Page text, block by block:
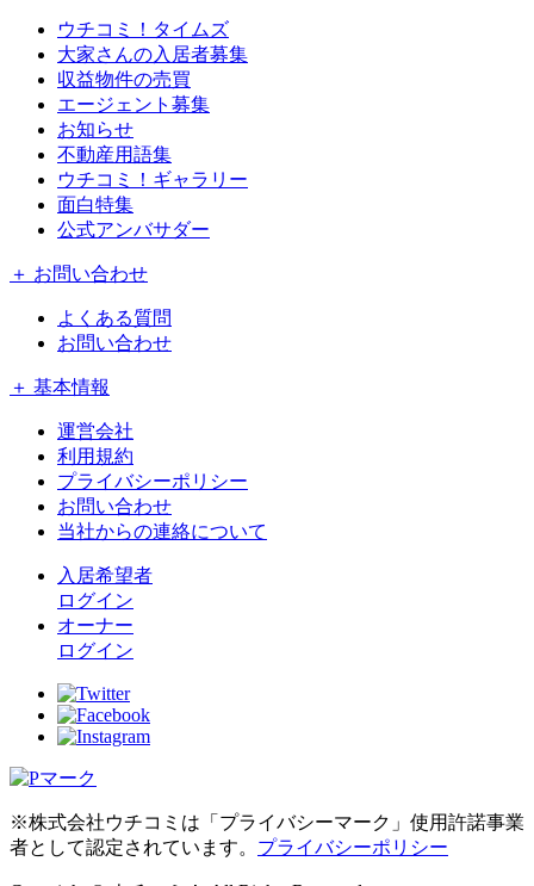
ウチコミ！タイムズ
大家さんの入居者募集
収益物件の売買
エージェント募集
お知らせ
不動産用語集
ウチコミ！ギャラリー
面白特集
公式アンバサダー
＋ お問い合わせ
よくある質問
お問い合わせ
＋ 基本情報
運営会社
利用規約
プライバシーポリシー
お問い合わせ
当社からの連絡について
入居希望者
ログイン
オーナー
ログイン
※株式会社ウチコミは「プライバシーマーク」使用許諾事業
者として認定されています。 プライバシーポリシー